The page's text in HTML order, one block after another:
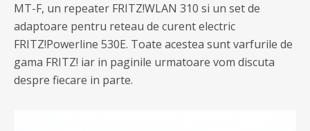
MT-F, un repeater FRITZ!WLAN 310 si un set de
adaptoare pentru reteau de curent electric
FRITZ!Powerline 530E. Toate acestea sunt varfurile de
gama FRITZ! iar in paginile urmatoare vom discuta
despre fiecare in parte.